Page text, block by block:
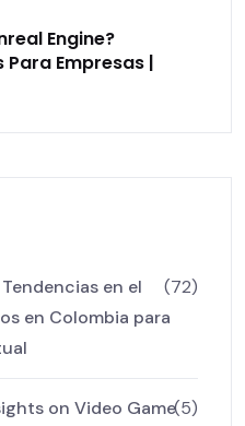
Engine?
Para Empresas |
en el
en Colombia para
(72)
on Video Game(5)